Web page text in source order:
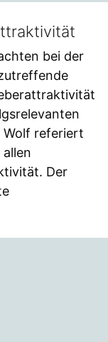
bei der
Wolf referiert
Der